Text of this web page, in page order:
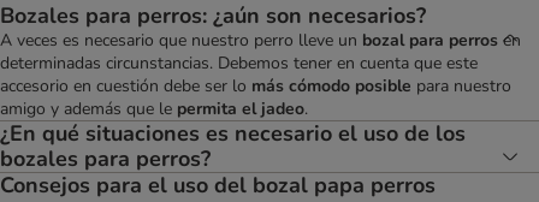
Bozales para perros: ¿aún son necesarios?
A veces es necesario que nuestro perro lleve un bozal para perros en
determinadas circunstancias. Debemos tener en cuenta que este
accesorio en cuestión debe ser lo más cómodo posible para nuestro
amigo y además que le permita el jadeo.
¿En qué situaciones es necesario el uso de los
bozales para perros?
Consejos para el uso del bozal papa perros